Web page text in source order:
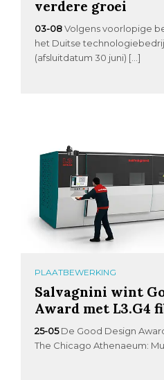
verdere groei
03-08 Volgens voorlopige
het Duitse
(afsluitdatum 30 juni) […]
PLAATBEWERKING
Salvagnini wint
Award met L3.G4
25-05 De Good Design
The Chicago Athenaeum: